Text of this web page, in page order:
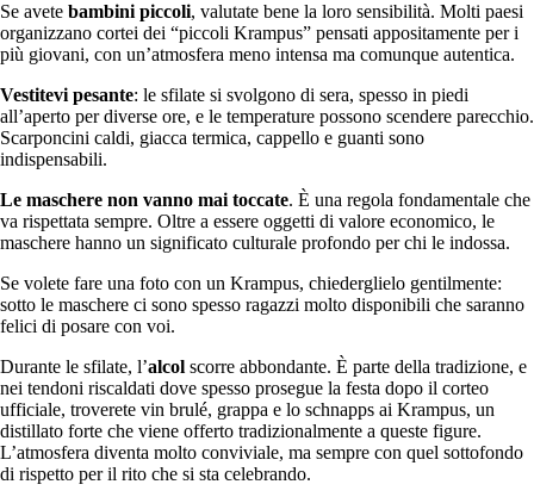
Se avete bambini piccoli, valutate bene la loro sensibilità. Molti paesi
organizzano cortei dei “piccoli Krampus” pensati appositamente per i
più giovani, con un’atmosfera meno intensa ma comunque autentica.
Vestitevi pesante: le sfilate si svolgono di sera, spesso in piedi
all’aperto per diverse ore, e le temperature possono scendere parecchio.
Scarponcini caldi, giacca termica, cappello e guanti sono
indispensabili.
Le maschere non vanno mai toccate. È una regola fondamentale che
va rispettata sempre. Oltre a essere oggetti di valore economico, le
maschere hanno un significato culturale profondo per chi le indossa.
Se volete fare una foto con un Krampus, chiederglielo gentilmente:
sotto le maschere ci sono spesso ragazzi molto disponibili che saranno
felici di posare con voi.
Durante le sfilate, l’alcol scorre abbondante. È parte della tradizione, e
nei tendoni riscaldati dove spesso prosegue la festa dopo il corteo
ufficiale, troverete vin brulé, grappa e lo schnapps ai Krampus, un
distillato forte che viene offerto tradizionalmente a queste figure.
L’atmosfera diventa molto conviviale, ma sempre con quel sottofondo
di rispetto per il rito che si sta celebrando.